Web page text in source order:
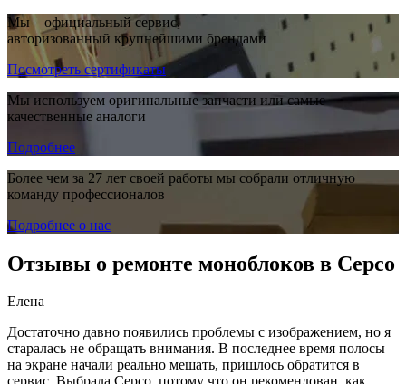
Мы – официальный сервис,
авторизованный крупнейшими брендами
Посмотреть сертификаты
Мы используем оригинальные запчасти или самые
качественные аналоги
Подробнее
Более чем за 27 лет своей работы мы собрали отличную
команду профессионалов
Подробнее о нас
Отзывы о ремонте моноблоков в Серсо
Елена
Достаточно давно появились проблемы с изображением, но я
старалась не обращать внимания. В последнее время полосы
на экране начали реально мешать, пришлось обратится в